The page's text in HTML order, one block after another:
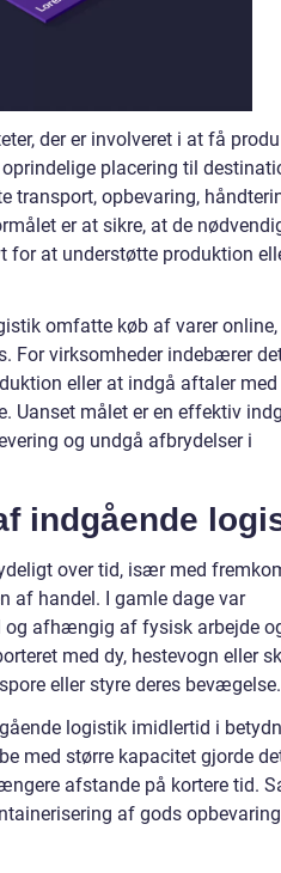
der er involveret i at få
placering til
transport, opbevaring,
er at sikre, at de
for at understøtte produktion
omfatte køb af varer
For virksomheder indebærer
eller at indgå aftaler med
Uanset målet er en effektiv
og undgå afbrydelser i
indgående
over tid, især med
af handel. I gamle dage var
afhængig af fysisk arbejde
med dy, hestevogn eller
eller styre deres bevægelse.
logistik imidlertid i
med større kapacitet gjorde
afstande på kortere tid.
af gods